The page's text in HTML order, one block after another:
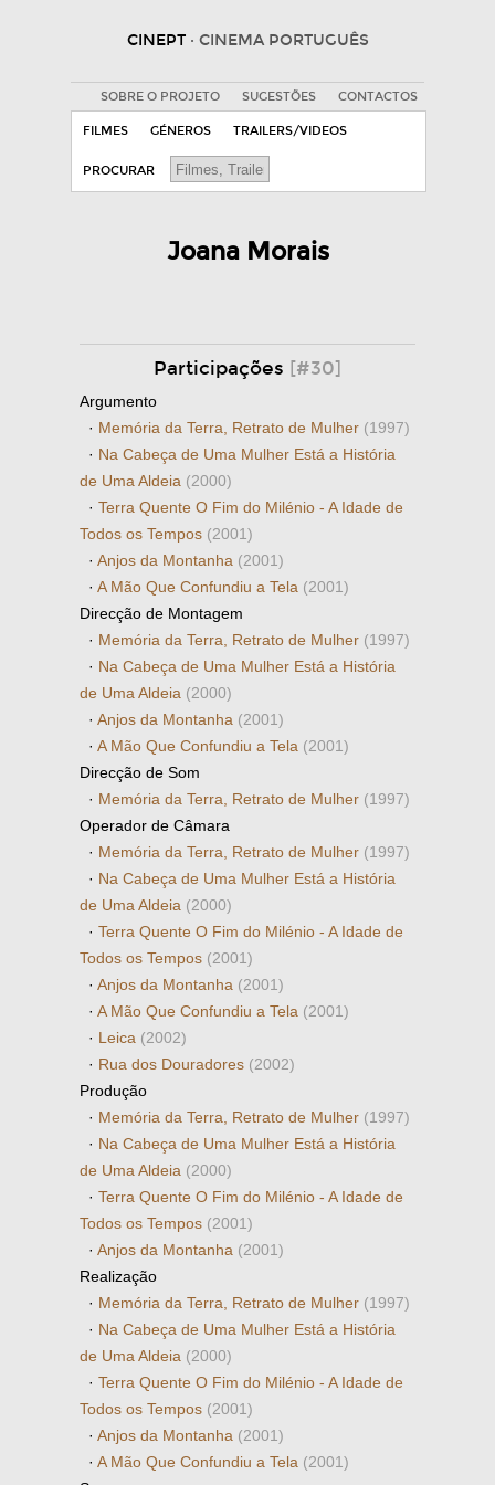
CINEPT · CINEMA PORTUGUÊS
SOBRE O PROJETO SUGESTÕES CONTACTOS
FILMES GÉNEROS TRAILERS/VIDEOS
PROCURAR
Joana Morais
Participações [#30]
Argumento
· Memória da Terra, Retrato de Mulher (1997)
· Na Cabeça de Uma Mulher Está a História
de Uma Aldeia (2000)
· Terra Quente O Fim do Milénio - A Idade de
Todos os Tempos (2001)
· Anjos da Montanha (2001)
· A Mão Que Confundiu a Tela (2001)
Direcção de Montagem
· Memória da Terra, Retrato de Mulher (1997)
· Na Cabeça de Uma Mulher Está a História
de Uma Aldeia (2000)
· Anjos da Montanha (2001)
· A Mão Que Confundiu a Tela (2001)
Direcção de Som
· Memória da Terra, Retrato de Mulher (1997)
Operador de Câmara
· Memória da Terra, Retrato de Mulher (1997)
· Na Cabeça de Uma Mulher Está a História
de Uma Aldeia (2000)
· Terra Quente O Fim do Milénio - A Idade de
Todos os Tempos (2001)
· Anjos da Montanha (2001)
· A Mão Que Confundiu a Tela (2001)
· Leica (2002)
· Rua dos Douradores (2002)
Produção
· Memória da Terra, Retrato de Mulher (1997)
· Na Cabeça de Uma Mulher Está a História
de Uma Aldeia (2000)
· Terra Quente O Fim do Milénio - A Idade de
Todos os Tempos (2001)
· Anjos da Montanha (2001)
Realização
· Memória da Terra, Retrato de Mulher (1997)
· Na Cabeça de Uma Mulher Está a História
de Uma Aldeia (2000)
· Terra Quente O Fim do Milénio - A Idade de
Todos os Tempos (2001)
· Anjos da Montanha (2001)
· A Mão Que Confundiu a Tela (2001)